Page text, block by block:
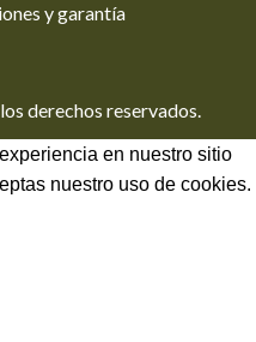
y garantía
derechos reservados.
en nuestro sitio
nuestro uso de cookies.